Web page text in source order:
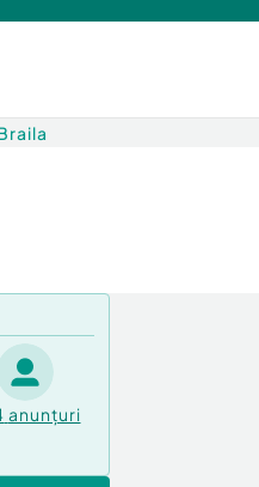
anunțuri